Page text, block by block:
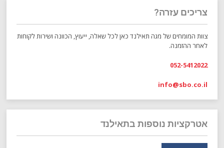
צריכים עזרה?
צוות המומחים של מגה תאילנד כאן לכל שאלה, ייעוץ, הכוונה ושירות לקוחות
לאחר ההזמנה.
052-5412022
info@sbo.co.il
אטרקציות נוספות בתאילנד